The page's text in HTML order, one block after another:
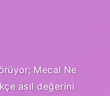
Mecal Ne
asıl değerini